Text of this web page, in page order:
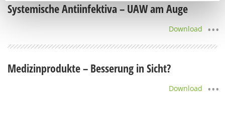
Systemische Antiinfektiva – UAW am Auge
Download
Medizinprodukte – Besserung in Sicht?
Download